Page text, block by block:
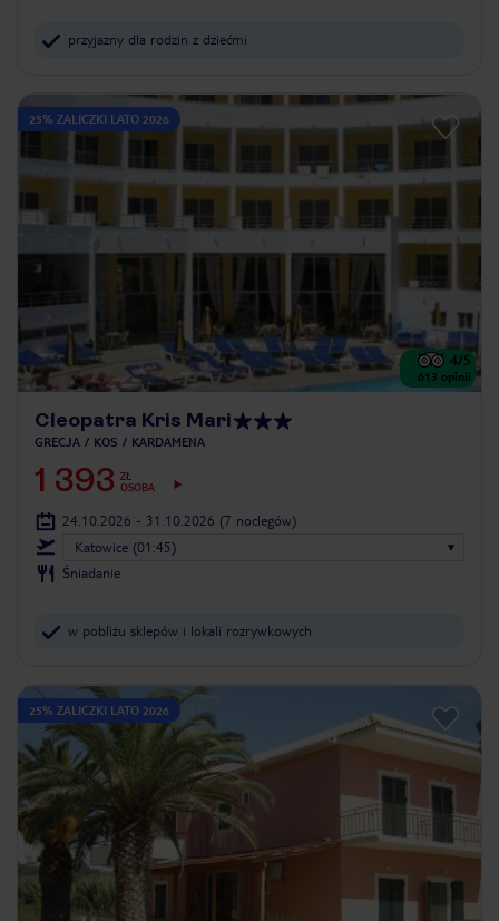
przyjazny dla rodzin z dziećmi
25% ZALICZKI LATO 2026
4/5
613 opinii
Cleopatra Kris Mari
GRECJA KOS KARDAMENA
1 393 ZŁ
OSOBA
24.10.2026 - 31.10.2026 (7 noclegów)
Katowice (01:45)
Śniadanie
w pobliżu sklepów i lokali rozrywkowych
25% ZALICZKI LATO 2026